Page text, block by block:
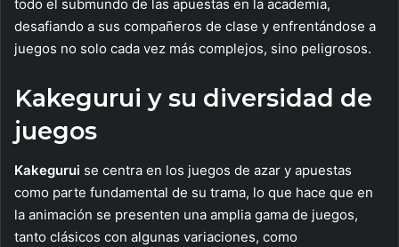
todo el submundo de las apuestas en la academia,
desafiando a sus compañeros de clase y enfrentándose a
juegos no solo cada vez más complejos, sino peligrosos.
Kakegurui y su diversidad de
juegos
Kakegurui se centra en los juegos de azar y apuestas
como parte fundamental de su trama, lo que hace que en
la animación se presenten una amplia gama de juegos,
tanto clásicos con algunas variaciones, como